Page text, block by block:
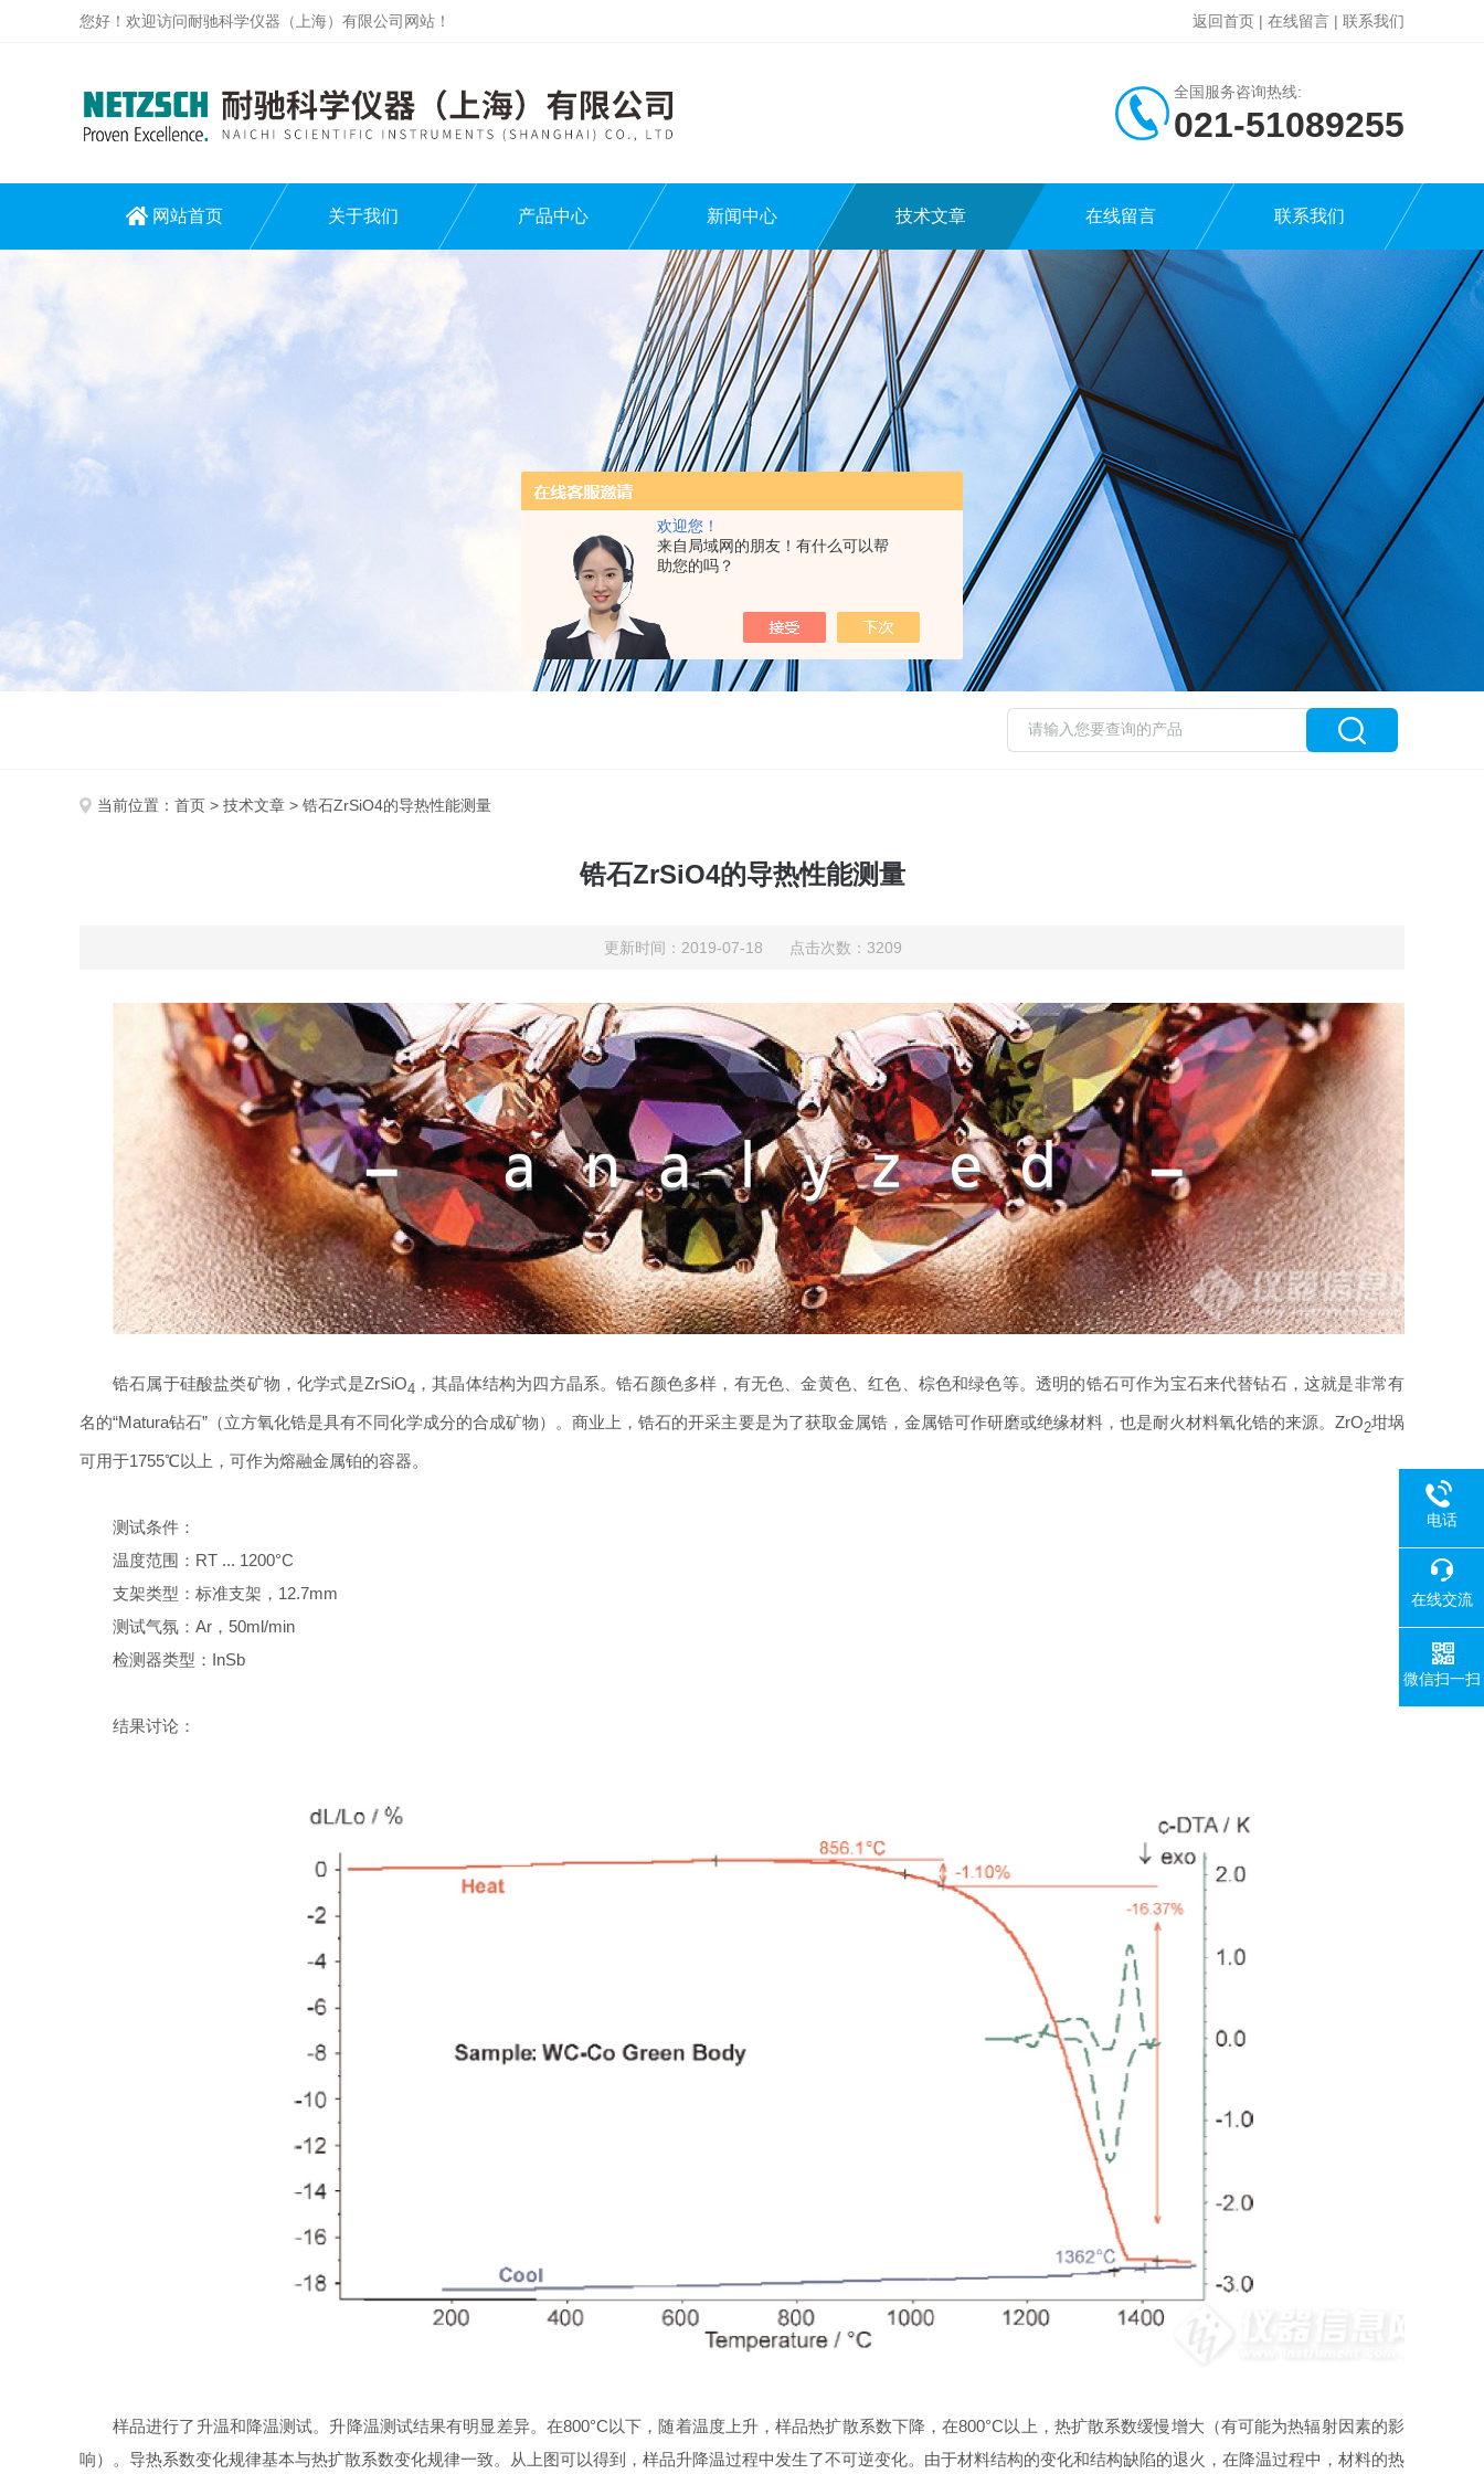
欢迎您！
来自局域网的朋友！有什么可以帮
助您的吗？
您好！欢迎访问耐驰科学仪器（上海）有限公司网站！ 返回首页 | 在线留言 | 联系我们
全国服务咨询热线:
021-51089255
网站首页 关于我们 产品中心 新闻中心 技术文章 在线留言 联系我们
当前位置： 首页 > 技术文章 > 锆石ZrSiO4的导热性能测量
锆石ZrSiO4的导热性能测量
更新时间：2019-07-18 点击次数：3209
锆石属于硅酸盐类矿物，化学式是ZrSiO4 ，其晶体结构为四方晶系。锆石颜色多样，有无色、金黄色、红色、棕色和绿色等。透明的锆石可作为宝石来代替钻石，这就是非常有
名的“Matura钻石”（立方氧化锆是具有不同化学成分的合成矿物）。商业上，锆石的开采主要是为了获取金属锆，金属锆可作研磨或绝缘材料，也是耐火材料氧化锆的来源。ZrO2坩埚
可用于1755℃以上，可作为熔融金属铂的容器。
测试条件：
温度范围：RT ... 1200°C
支架类型：标准支架，12.7mm
测试气氛：Ar，50ml/min
检测器类型：InSb
结果讨论：
样品进行了升温和降温测试。升降温测试结果有明显差异。在800°C以下，随着温度上升，样品热扩散系数下降，在800°C以上，热扩散系数缓慢增大（有可能为热辐射因素的影
响）。导热系数变化规律基本与热扩散系数变化规律一致。从上图可以得到，样品升降温过程中发生了不可逆变化。由于材料结构的变化和结构缺陷的退火，在降温过程中，材料的热
电话
在线交流
微信扫一扫